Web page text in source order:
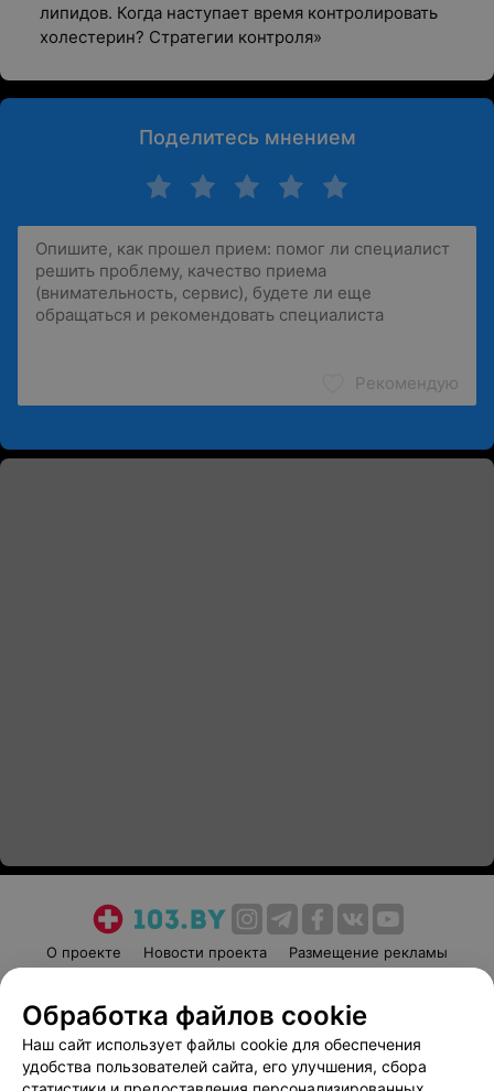
липидов. Когда наступает время контролировать
холестерин? Стратегии контроля»
Поделитесь мнением
Рекомендую
О проекте Новости проекта
Размещение рекламы
Пользовательское соглашение
Способы оплаты
Вакансии
Партнеры
Написать руководителю 103.by
Обработка файлов cookie
Наш сайт использует файлы cookie для обеспечения
удобства пользователей сайта, его улучшения, сбора